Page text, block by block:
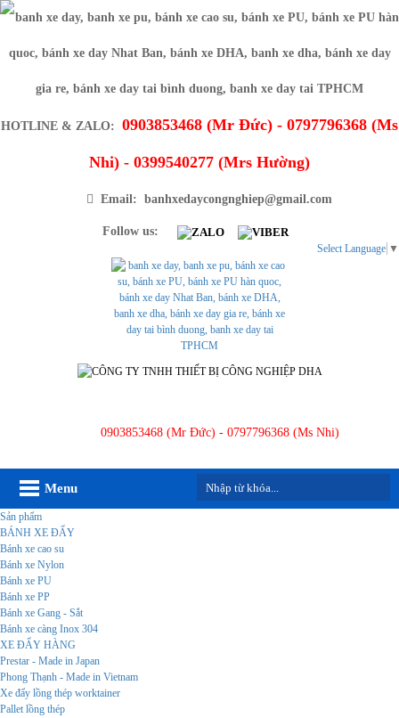
HOTLINE & ZALO: 0903853468 (Mr Đức) - 0797796368 (Ms
Nhi) - 0399540277 (Mrs Hường)
Email: banhxedaycongnghiep@gmail.com
Follow us:
0903853468 (Mr Đức) - 0797796368 (Ms Nhi)
Select Language ▼
Menu
Sản phẩm
BÁNH XE ĐẨY
Bánh xe cao su
Bánh xe Nylon
Bánh xe PU
Bánh xe PP
Bánh xe Gang - Sắt
Bánh xe càng Inox 304
XE ĐẨY HÀNG
Prestar - Made in Japan
Phong Thạnh - Made in Vietnam
Xe đẩy lồng thép worktainer
Pallet lồng thép